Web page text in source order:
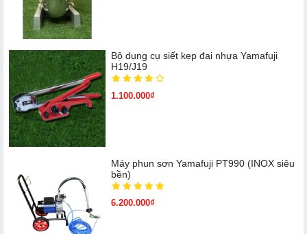
Bộ dụng cụ siết kẹp đai nhựa Yamafuji
H19/J19
1.100.000₫
Máy phun sơn Yamafuji PT990 (INOX siêu
bền)
6.200.000₫